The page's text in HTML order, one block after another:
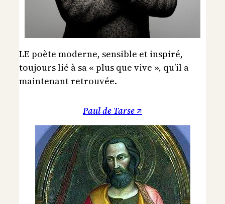
LE poète moderne, sensible et inspiré,
toujours lié à sa « plus que vive », qu’il a
maintenant retrouvée.
Paul de Tarse ↗